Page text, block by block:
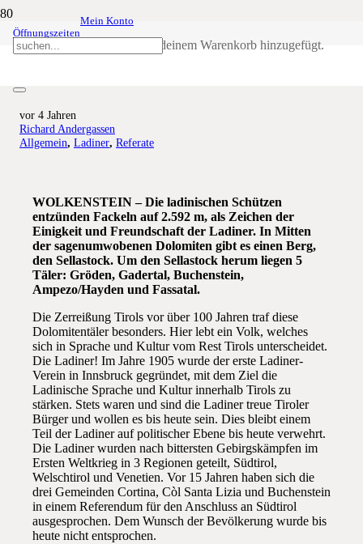
Öffnungszeiten
Mein Konto
wurde deinem Warenkorb hinzugefügt.
Die Flamme der Freundschaft der
vor 4 Jahren
Richard Andergassen
Allgemein, Ladiner, Referate
WOLKENSTEIN – Die ladinischen Schützen
entzünden Fackeln auf 2.592 m, als Zeichen der
Einigkeit und Freundschaft der Ladiner. In Mitten
der sagenumwobenen Dolomiten gibt es einen Berg,
den Sellastock. Um den Sellastock herum liegen 5
Täler: Gröden, Gadertal, Buchenstein,
Ampezo/Hayden und Fassatal.
Die Zerreißung Tirols vor über 100 Jahren traf diese
Dolomitentäler besonders. Hier lebt ein Volk, welches
sich in Sprache und Kultur vom Rest Tirols unterscheidet.
Die Ladiner! Im Jahre 1905 wurde der erste Ladiner-
Verein in Innsbruck gegründet, mit dem Ziel die
Ladinische Sprache und Kultur innerhalb Tirols zu
stärken. Stets waren und sind die Ladiner treue Tiroler
Bürger und wollen es bis heute sein. Dies bleibt einem
Teil der Ladiner auf politischer Ebene bis heute verwehrt.
Die Ladiner wurden nach bittersten Gebirgskämpfen im
Ersten Weltkrieg in 3 Regionen geteilt, Südtirol,
Welschtirol und Venetien. Vor 15 Jahren haben sich die
drei Gemeinden Cortina, Còl Santa Lizia und Buchenstein
in einem Referendum für den Anschluss an Südtirol
ausgesprochen. Dem Wunsch der Bevölkerung wurde bis
heute nicht entsprochen.